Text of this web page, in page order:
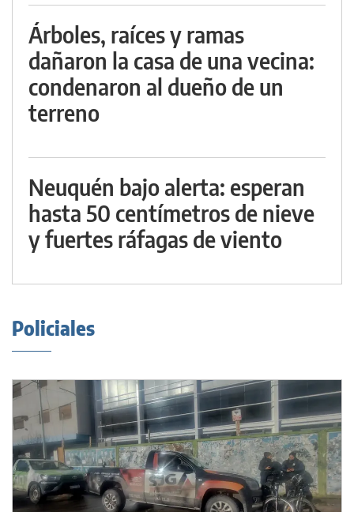
Árboles, raíces y ramas
dañaron la casa de una vecina:
condenaron al dueño de un
terreno
Neuquén bajo alerta: esperan
hasta 50 centímetros de nieve
y fuertes ráfagas de viento
Policiales